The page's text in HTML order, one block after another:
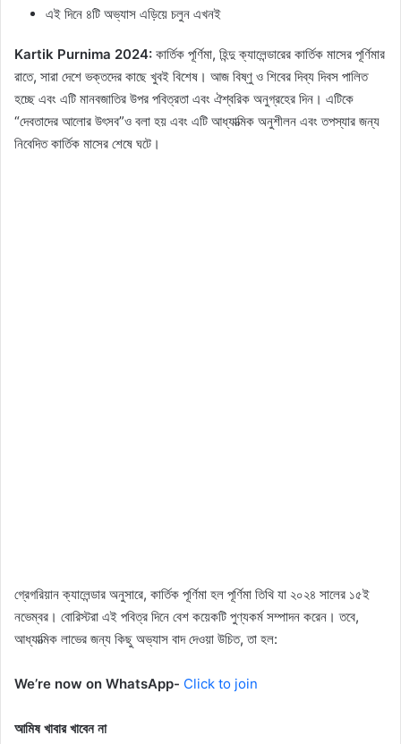
এই দিনে ৪টি অভ্যাস এড়িয়ে চলুন এখনই
Kartik Purnima 2024: কার্তিক পূর্ণিমা, হিন্দু ক্যালেন্ডারের কার্তিক মাসের পূর্ণিমার
রাতে, সারা দেশে ভক্তদের কাছে খুবই বিশেষ। আজ বিষ্ণু ও শিবের দিব্য দিবস পালিত
হচ্ছে এবং এটি মানবজাতির উপর পবিত্রতা এবং ঐশ্বরিক অনুগ্রহের দিন। এটিকে
“দেবতাদের আলোর উৎসব”ও বলা হয় এবং এটি আধ্যাত্মিক অনুশীলন এবং তপস্যার জন্য
নিবেদিত কার্তিক মাসের শেষে ঘটে।
গ্রেগরিয়ান ক্যালেন্ডার অনুসারে, কার্তিক পূর্ণিমা হল পূর্ণিমা তিথি যা ২০২৪ সালের ১৫ই
নভেম্বর। বোরিস্টরা এই পবিত্র দিনে বেশ কয়েকটি পুণ্যকর্ম সম্পাদন করেন। তবে,
আধ্যাত্মিক লাভের জন্য কিছু অভ্যাস বাদ দেওয়া উচিত, তা হল:
We’re now on WhatsApp- Click to join
আমিষ খাবার খাবেন না